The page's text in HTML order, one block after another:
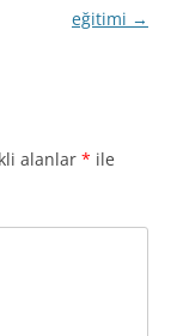
eğitimi →
alanlar * ile